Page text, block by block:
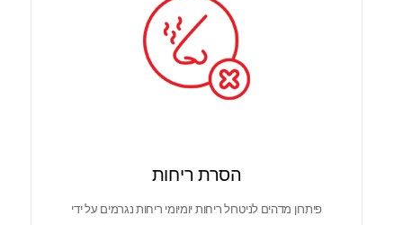
הסרת ריחות
פיתרון מדהים לניטרול ריחות יומיומי ריחות נגרמים על ידי